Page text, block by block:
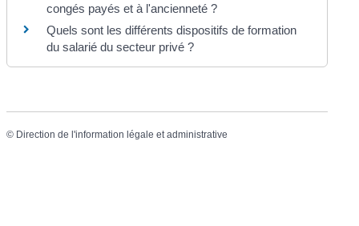
congés payés et à l'ancienneté ?
Quels sont les différents dispositifs de formation
du salarié du secteur privé ?
© Direction de l'information légale et administrative